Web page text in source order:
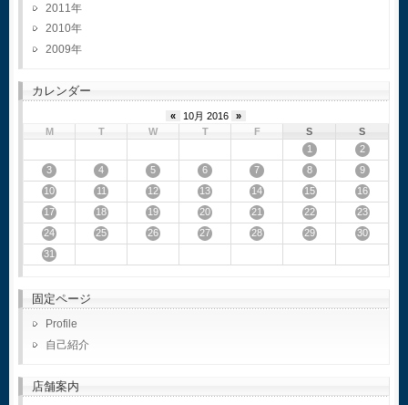
2011
2010
2009
カレンダー
« 10月 2016
»
M
T W T F S
S
1
2
3
4 5 6 7 8
9
10
11 12 13 14 15
16
17
18 19 20 21 22
23
24
25 26 27 28 29
30
31
固定ページ
Profile
自己紹介
店舗案内